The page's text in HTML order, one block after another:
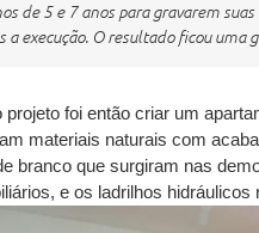
de 5 e 7 anos para gravarem
a execução. O resultado ficou uma
projeto foi então criar um
materiais naturais com
branco que surgiram nas
e os ladrilhos hidráulicos